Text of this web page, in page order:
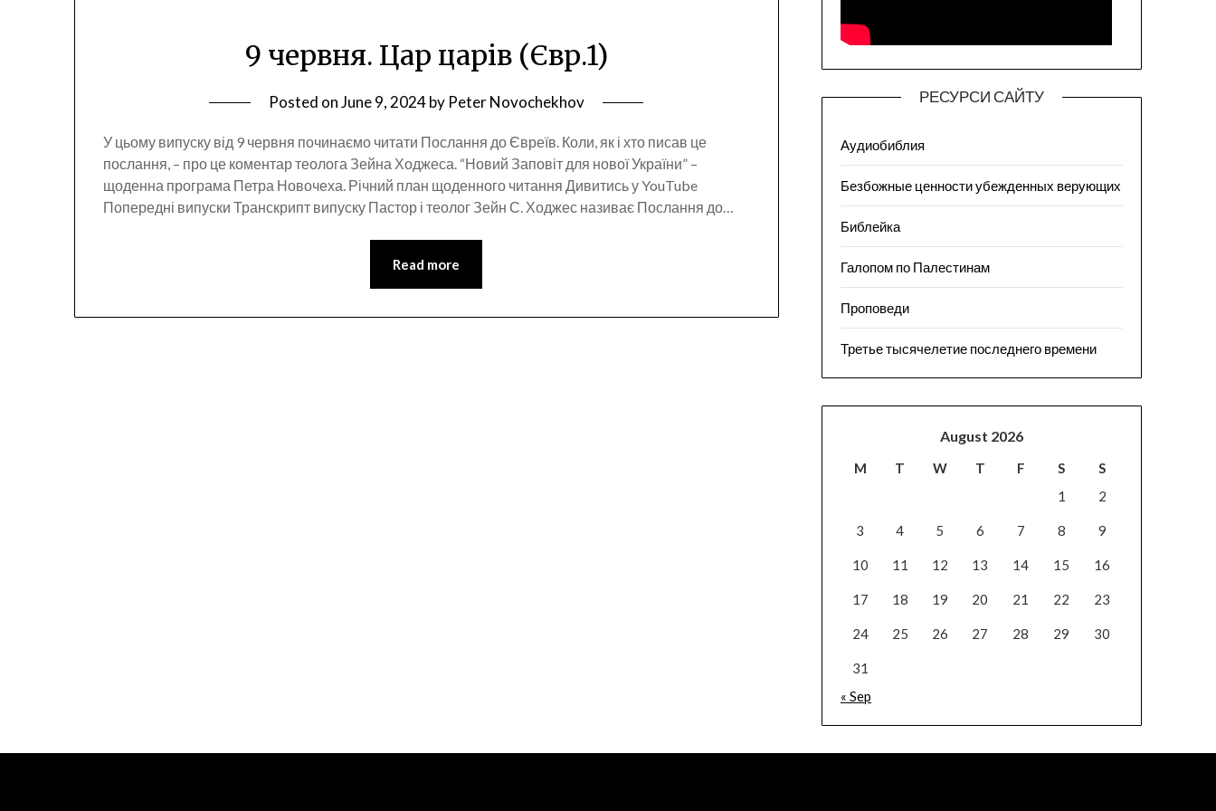
9 червня. Цар царів (Євр.1)
Posted onJune 9, 2024by Peter Novochekhov
У цьому випуску від 9 червня починаємо читати Послання до Євреїв. Коли, як і хто писав це
послання, – про це коментар теолога Зейна Ходжеса. “Новий Заповіт для нової України” –
щоденна програма Петра Новочеха. Річний план щоденного читання Дивитись у YouTube
Попередні випуски Транскрипт випуску Пастор і теолог Зейн С. Ходжес називає Послання до…
Read more
РЕСУРСИ САЙТУ
Аудиобиблия
Безбожные ценности убежденных верующих
Библейка
Галопом по Палестинам
Проповеди
Третье тысячелетие последнего времени
August 2026
M T W T F S
S
1
2
3 4 5 6 7 8 9
10 11 12 13 14 15 16
17 18 19 20 21 22 23
24 25 26 27 28 29 30
31
« Sep